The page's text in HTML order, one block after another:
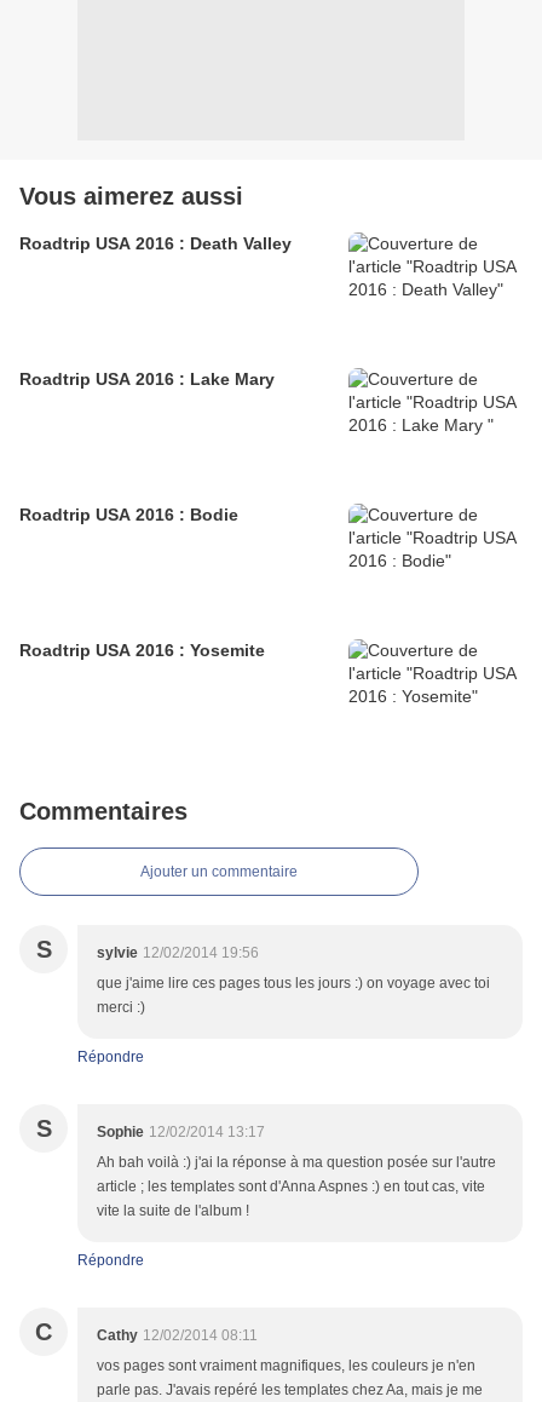
Vous aimerez aussi
Roadtrip USA 2016 : Death Valley
Roadtrip USA 2016 : Lake Mary
Roadtrip USA 2016 : Bodie
Roadtrip USA 2016 : Yosemite
Commentaires
Ajouter un commentaire
S sylvie 12/02/2014 19:56
que j'aime lire ces pages tous les jours :) on voyage avec toi
merci :)
Répondre
S Sophie 12/02/2014 13:17
Ah bah voilà :) j'ai la réponse à ma question posée sur l'autre
article ; les templates sont d'Anna Aspnes :) en tout cas, vite
vite la suite de l'album !
Répondre
C Cathy 12/02/2014 08:11
vos pages sont vraiment magnifiques, les couleurs je n'en
parle pas. J'avais repéré les templates chez Aa, mais je me